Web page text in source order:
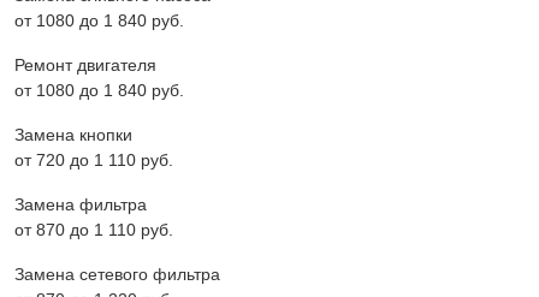
от 1080 до 1 840 pyб.
Ремонт двигателя
от 1080 до 1 840 pyб.
Замена кнопки
от 720 до 1 110 pyб.
Замена фильтра
от 870 до 1 110 pyб.
Замена сетевого фильтра